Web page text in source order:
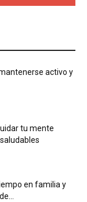
activo y
tu mente
en familia y